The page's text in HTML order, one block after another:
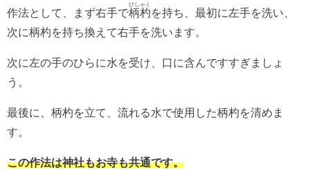
作法として、まず右手で柄杓
ひしゃく
を持ち、最初に左手を洗い、
次に柄杓を持ち換えて右手を洗います。
次に左の手のひらに水を受け、口に含んですすぎましょ
う。
最後に、柄杓を立て、流れる水で使用した柄杓を清めま
す。
この作法は神社もお寺も共通です。